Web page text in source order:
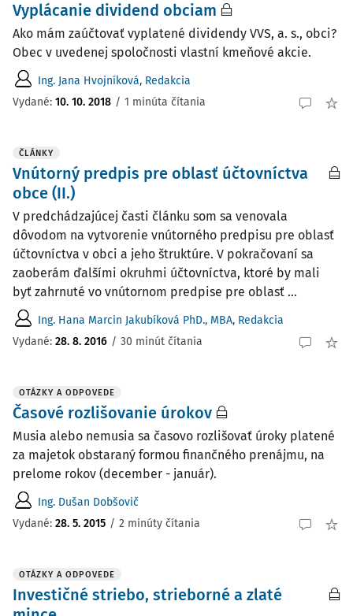
Vyplácanie dividend obciam
Ako mám zaúčtovať vyplatené dividendy VVS, a. s., obci?
Obec v uvedenej spoločnosti vlastní kme­ňové akcie.
Ing. Jana Hvojníková, Redakcia
Vydané: 10. 10. 2018 / 1 minúta čítania
ČLÁNKY
Vnútorný predpis pre oblasť účtovníctva
obce (II.)
V predchádzajúcej časti článku som sa venovala
dôvodom na vytvorenie vnútorného predpisu pre oblasť
účtovníctva v obci a jeho štruktúre. V pokračovaní sa
zaoberám ďalšími okruhmi účtovníctva, ktoré by mali
byť zahrnuté vo vnútornom predpise pre oblasť ...
Ing. Hana Marcin Jakubíková PhD., MBA, Redakcia
Vydané: 28. 8. 2016 / 30 minút čítania
OTÁZKY A ODPOVEDE
Časové rozlišovanie úrokov
Musia alebo nemusia sa časovo rozlišovať úroky platené
za majetok obstaraný formou finančného prenájmu, na
prelome rokov (december - január).
Ing. Dušan Dobšovič
Vydané: 28. 5. 2015 / 2 minúty čítania
OTÁZKY A ODPOVEDE
Investičné striebo, strieborné a zlaté